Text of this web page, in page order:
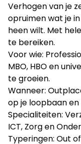
Verhogen van je
opruimen wat je
heen wilt. Met
te bereiken.
Voor wie:
MBO, HBO en
te groeien.
Wanneer:
op je loopbaan
Specialiteiten:
ICT, Zorg en
Typeringen: Out